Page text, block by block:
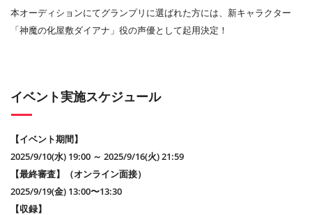
本オーディションにてグランプリに選ばれた方には、新キャラクター
「神魔の化屋敷ダイアナ」役の声優として起用決定！
イベント実施スケジュール
【イベント期間】
2025/9/10(水) 19:00 ～ 2025/9/16(火) 21:59
【最終審査】（オンライン面接）
2025/9/19(金) 13:00〜13:30
【収録】